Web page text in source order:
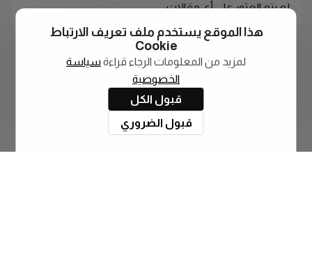
لم يتم العثور على أي مقالات
هذا الموقع يستخدم ملف تعريف الارتباط
Cookie
لمزيد من المعلومات الرجاء قراءة سياسة
الخصوصية
قبول الكل
قبول الضروري